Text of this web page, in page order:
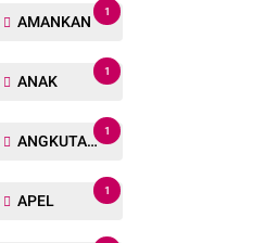
AMANKAN
1
ANAK
1
ANGKUTAN TRANSPORTASI
1
APEL
1